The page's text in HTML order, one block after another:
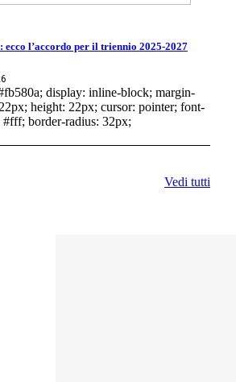
l’accordo per il triennio 2025-2027
display: inline-block; margin-
height: 22px; cursor: pointer; font-
border-radius: 32px;
Vedi tutti